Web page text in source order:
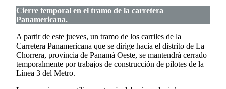
Cierre temporal en el tramo de la carretera
Panamericana.
A partir de este jueves, un tramo de los carriles de la
Carretera Panamericana que se dirige hacia el distrito de La
Chorrera, provincia de Panamá Oeste, se mantendrá cerrado
temporalmente por trabajos de construcción de pilotes de la
Línea 3 del Metro.